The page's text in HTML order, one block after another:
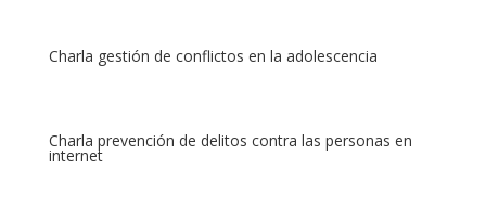
Charla gestión de conflictos en la adolescencia
Charla prevención de delitos contra las personas en
internet